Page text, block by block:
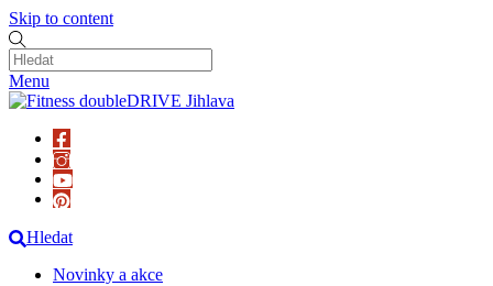
Skip to content
Menu
Hledat
Novinky a akce